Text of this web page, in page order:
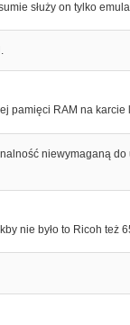
służy on tylko
pamięci RAM na
niewymaganą
nie było to Ricoh też